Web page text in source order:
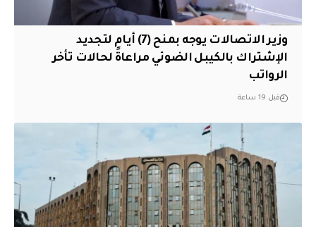
وزير الاتصالات يوجه بمنح (7) أيام لتجديد
الإشتراك بالكيبل الضوئي مراعاةً لحالات تأخر
الرواتب
قبل 19 ساعة